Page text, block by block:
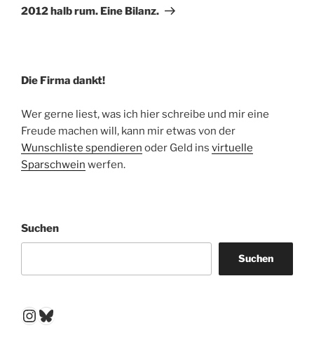
Beitrag
2012 halb rum. Eine Bilanz.
Die Firma dankt!
Wer gerne liest, was ich hier schreibe und mir eine
Freude machen will, kann mir etwas von der
Wunschliste spendieren oder Geld ins virtuelle
Sparschwein werfen.
Suchen
Suchen
Instagram
Bluesky